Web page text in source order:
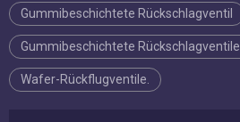
Gummibeschichtete Rückschlagventil
Gummibeschichtete Rückschlagventile
Wafer-Rückflugventile.